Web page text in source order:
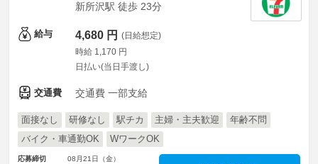
新所沢駅 徒歩 23分
給与 4,680 円 (日給想定)
時給 1,170 円
日払い(当日手渡し)
交通費 交通費 一部支給
面接なし 研修なし 駅チカ 主婦・主夫歓迎
年齢不問
バイク・車通勤OK
WワークOK
応募締切
08月21日（金）